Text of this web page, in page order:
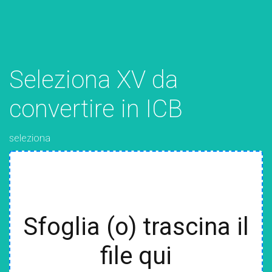
Seleziona XV da
convertire in ICB
seleziona
Sfoglia (o) trascina il
file qui